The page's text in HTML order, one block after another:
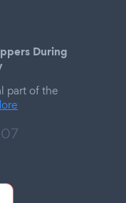
During
part of the